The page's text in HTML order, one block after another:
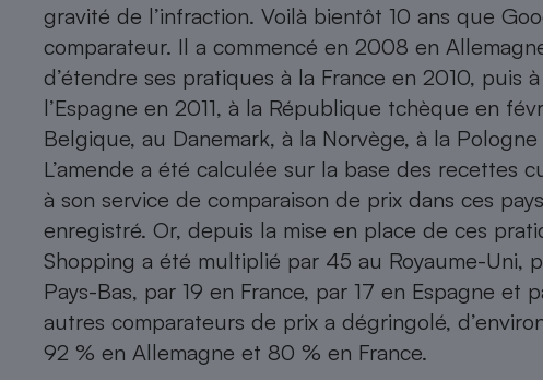
gravité de l’infraction. Voilà bientôt 10 ans que
comparateur. Il a commencé en 2008 en
d’étendre ses pratiques à la France en 2010, puis
l’Espagne en 2011, à la République tchèque en
Belgique, au Danemark, à la Norvège, à la
L’amende a été calculée sur la base des recettes
à son service de comparaison de prix dans ces
enregistré. Or, depuis la mise en place de ces
Shopping a été multiplié par 45 au Royaume-Uni,
Pays-Bas, par 19 en France, par 17 en Espagne et
autres comparateurs de prix a dégringolé,
92 % en Allemagne et 80 % en France.